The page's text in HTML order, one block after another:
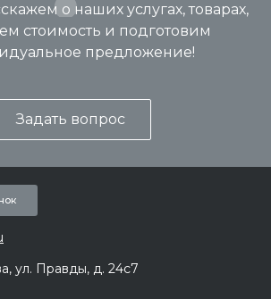
о наших услугах, товарах,
стоимость и подготовим
предложение!
Задать вопрос
ул. Правды, д. 24с7